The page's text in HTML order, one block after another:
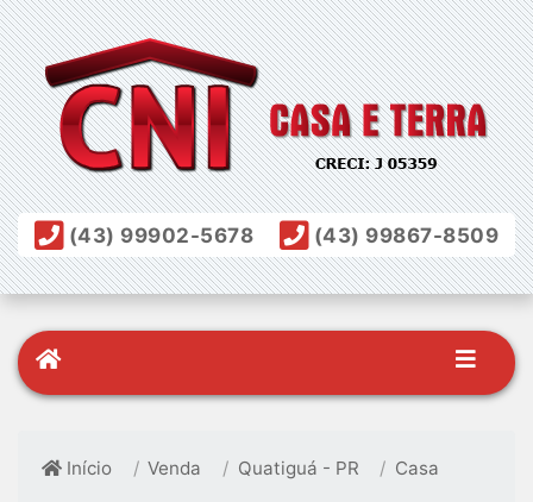
(43) 99902-5678 (43) 99867-8509
Início Venda Quatiguá - PR Casa